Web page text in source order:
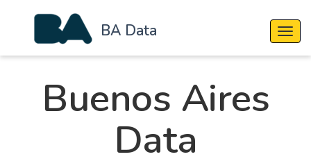
BA Data
Buenos Aires
Data